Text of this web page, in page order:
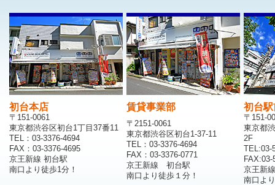
初台本店
〒151-0061
東京都渋谷区初台1丁目37番11
TEL：03-3376-4694
FAX：03-3376-4695
京王新線 初台駅
南口より徒歩1分！
賃貸事業部
〒2151-0061
東京都渋谷区初台1-37-11
TEL：03-3376-4694
FAX：03-3376-0771
京王新線 初台駅
南口より徒歩１分！
初台
〒151-
東京都
2F
TEL:03-
FAX:03-
京王新
南口よ